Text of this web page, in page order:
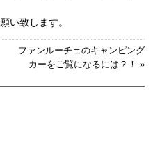
い致します。
ファンルーチェのキャンピング
カーをご覧になるには？！ »